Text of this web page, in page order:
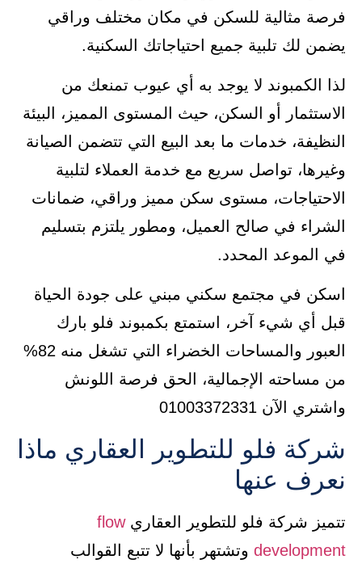
فرصة مثالية للسكن في مكان مختلف وراقي
يضمن لك تلبية جميع احتياجاتك السكنية.
لذا الكمبوند لا يوجد به أي عيوب تمنعك من
الاستثمار أو السكن، حيث المستوى المميز، البيئة
النظيفة، خدمات ما بعد البيع التي تتضمن الصيانة
وغيرها، تواصل سريع مع خدمة العملاء لتلبية
الاحتياجات، مستوى سكن مميز وراقي، ضمانات
الشراء في صالح العميل، ومطور يلتزم بتسليم
في الموعد المحدد.
اسكن في مجتمع سكني مبني على جودة الحياة
قبل أي شيء آخر، استمتع بكمبوند فلو بارك
العبور والمساحات الخضراء التي تشغل منه 82%
من مساحته الإجمالية، الحق فرصة اللونش
واشتري الآن 01003372331
شركة فلو للتطوير العقاري ماذا
نعرف عنها
تتميز شركة فلو للتطوير العقاريflow
development وتشتهر بأنها لا تتبع القوالب